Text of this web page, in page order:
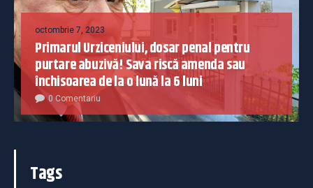
octombrie 7, 2023
Primarul Urziceniului, dosar penal pentru
purtare abuzivă! Sava riscă amenda sau
închisoarea de la o lună la 6 luni
0 Comentariu
Tags